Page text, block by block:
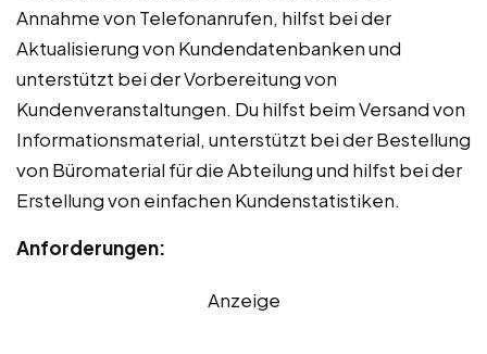
Annahme von Telefonanrufen, hilfst bei der
Aktualisierung von Kundendatenbanken und
unterstützt bei der Vorbereitung von
Kundenveranstaltungen. Du hilfst beim Versand von
Informationsmaterial, unterstützt bei der Bestellung
von Büromaterial für die Abteilung und hilfst bei der
Erstellung von einfachen Kundenstatistiken.
Anforderungen:
Anzeige